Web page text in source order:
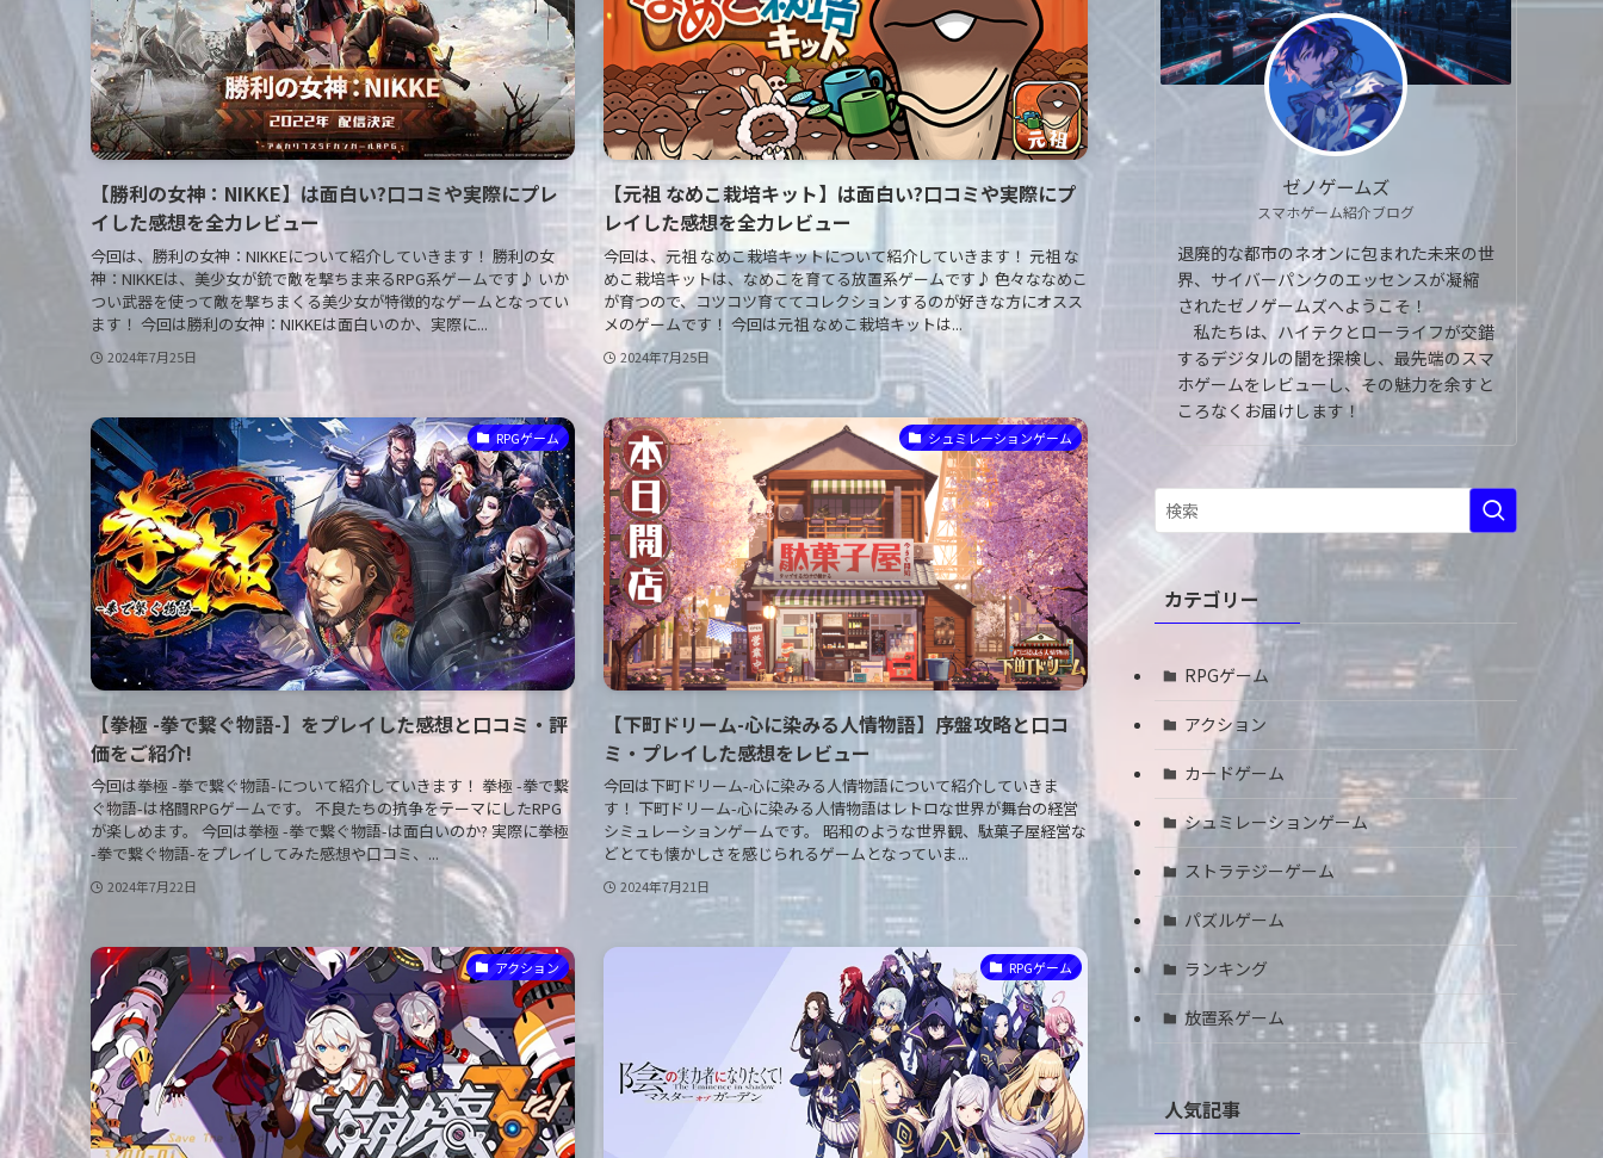
【勝利の女神：NIKKE】は面白い?口コミや実際にプレ
イした感想を全力レビュー
今回は、勝利の女神：NIKKEについて紹介していきます！ 勝利の女
神：NIKKEは、美少女が銃で敵を撃ちま来るRPG系ゲームです♪ いか
つい武器を使って敵を撃ちまくる美少女が特徴的なゲームとなってい
ます！ 今回は勝利の女神：NIKKEは面白いのか、実際に...
2024年7月25日
【元祖 なめこ栽培キット】は面白い?口コミや実際にプ
レイした感想を全力レビュー
今回は、元祖 なめこ栽培キットについて紹介していきます！ 元祖 な
めこ栽培キットは、なめこを育てる放置系ゲームです♪ 色々ななめこ
が育つので、コツコツ育ててコレクションするのが好きな方にオスス
メのゲームです！ 今回は元祖 なめこ栽培キットは...
2024年7月25日
RPGゲーム
【拳極 -拳で繋ぐ物語-】をプレイした感想と口コミ・評
価をご紹介!
今回は拳極 -拳で繋ぐ物語-について紹介していきます！ 拳極 -拳で繋
ぐ物語-は格闘RPGゲームです。 不良たちの抗争をテーマにしたRPG
が楽しめます。 今回は拳極 -拳で繋ぐ物語-は面白いのか? 実際に拳極
-拳で繋ぐ物語-をプレイしてみた感想や口コミ、...
2024年7月22日
シュミレーションゲーム
【下町ドリーム-心に染みる人情物語】序盤攻略と口コ
ミ・プレイした感想をレビュー
今回は下町ドリーム-心に染みる人情物語について紹介していきま
す！ 下町ドリーム-心に染みる人情物語はレトロな世界が舞台の経営
シミュレーションゲームです。 昭和のような世界観、駄菓子屋経営な
どとても懐かしさを感じられるゲームとなっていま...
2024年7月21日
アクション RPGゲーム
ゼノゲームズ
スマホゲーム紹介ブログ
退廃的な都市のネオンに包まれた未来の世
界、サイバーパンクのエッセンスが凝縮
されたゼノゲームズへようこそ！
私たちは、ハイテクとローライフが交錯
するデジタルの闇を探検し、最先端のスマ
ホゲームをレビューし、その魅力を余すと
ころなくお届けします！
カテゴリー
RPGゲーム
アクション
カードゲーム
シュミレーションゲーム
ストラテジーゲーム
パズルゲーム
ランキング
放置系ゲーム
人気記事